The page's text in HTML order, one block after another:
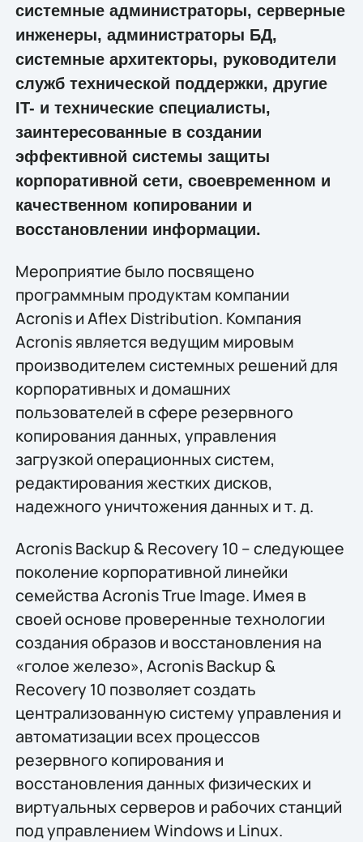
системные администраторы, серверные
инженеры, администраторы БД,
системные архитекторы, руководители
служб технической поддержки, другие
IT- и технические специалисты,
заинтересованные в создании
эффективной системы защиты
корпоративной сети, своевременном и
качественном копировании и
восстановлении информации.
Мероприятие было посвящено
программным продуктам компании
Acronis и Aflex Distribution. Компания
Acronis является ведущим мировым
производителем системных решений для
корпоративных и домашних
пользователей в сфере резервного
копирования данных, управления
загрузкой операционных систем,
редактирования жестких дисков,
надежного уничтожения данных и т. д.
Acronis Backup & Recovery 10 – следующее
поколение корпоративной линейки
семейства Acronis True Image. Имея в
своей основе проверенные технологии
создания образов и восстановления на
«голое железо», Acronis Backup &
Recovery 10 позволяет создать
централизованную систему управления и
автоматизации всех процессов
резервного копирования и
восстановления данных физических и
виртуальных серверов и рабочих станций
под управлением Windows и Linux.